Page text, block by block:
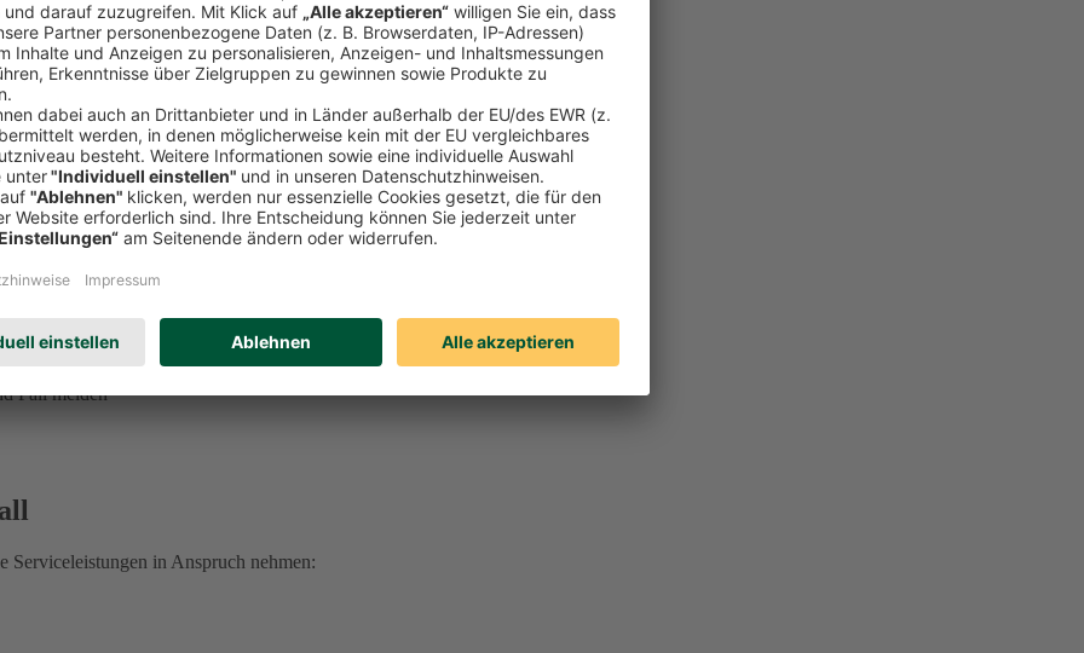
mehr selbstbestimmt entscheiden können.
Vorsorgevollmacht, Betreuungsverfügung und mehr
erhalten Sie unter0221 757-1996.
sprechen Sie Ihre:n DEVK Berater:in an.
Fall melden
Serviceleistungen in Anspruch nehmen: